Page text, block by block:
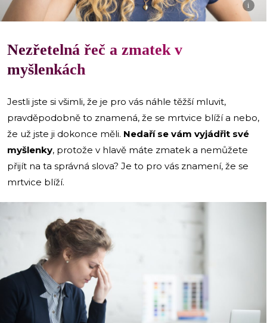
i
Nezřetelná řeč a zmatek v
myšlenkách
Jestli jste si všimli, že je pro vás náhle těžší mluvit,
pravděpodobně to znamená, že se mrtvice blíží a nebo,
že už jste ji dokonce měli. Nedaří se vám vyjádřit své
myšlenky, protože v hlavě máte zmatek a nemůžete
přijít na ta správná slova? Je to pro vás znamení, že se
mrtvice blíží.